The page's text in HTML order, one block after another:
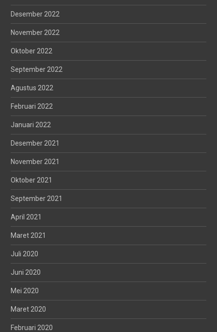
Desember 2022
November 2022
Oktober 2022
September 2022
Agustus 2022
Februari 2022
Januari 2022
Desember 2021
November 2021
Oktober 2021
September 2021
April 2021
Maret 2021
Juli 2020
Juni 2020
Mei 2020
Maret 2020
Februari 2020